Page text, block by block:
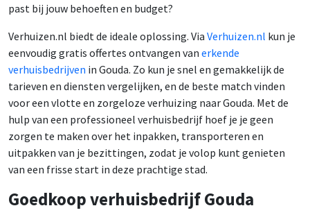
past bij jouw behoeften en budget?
Verhuizen.nl biedt de ideale oplossing. Via Verhuizen.nl kun je
eenvoudig gratis offertes ontvangen van erkende
verhuisbedrijven in Gouda. Zo kun je snel en gemakkelijk de
tarieven en diensten vergelijken, en de beste match vinden
voor een vlotte en zorgeloze verhuizing naar Gouda. Met de
hulp van een professioneel verhuisbedrijf hoef je je geen
zorgen te maken over het inpakken, transporteren en
uitpakken van je bezittingen, zodat je volop kunt genieten
van een frisse start in deze prachtige stad.
Goedkoop verhuisbedrijf Gouda